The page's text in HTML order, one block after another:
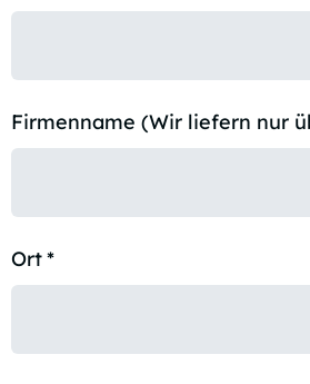
Firmenname (Wir liefern nur
Ort*